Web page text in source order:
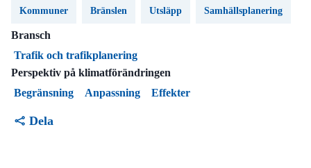
Kommuner Bränslen Utsläpp Samhällsplanering
Bransch
Trafik och trafikplanering
Perspektiv på klimatförändringen
Begränsning
Anpassning Effekter
Dela